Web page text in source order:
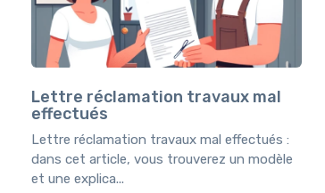
Lettre réclamation travaux mal
effectués
Lettre réclamation travaux mal effectués :
dans cet article, vous trouverez un modèle
et une explica...